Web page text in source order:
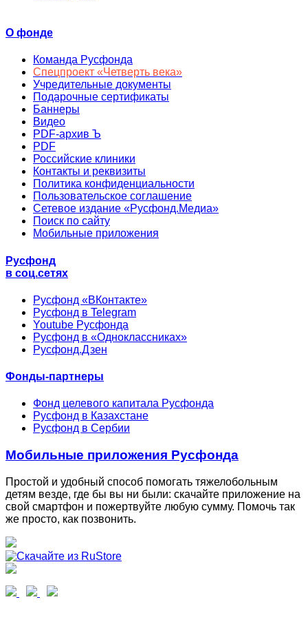
О фонде
Команда Русфонда
Спецпроект «Четверть века»
Учредительные документы
Подарочные сертификаты
Баннеры
Видео
PDF-архив Ъ
PDF
Российские клиники
Контакты и реквизиты
Политика конфиденциальности
Пользовательское соглашение
Сетевое издание «Русфонд.Медиа»
Поиск по сайту
Мобильные приложения
Русфонд
в соц.сетях
Русфонд «ВКонтакте»
Русфонд в Telegram
Youtube Русфонда
Русфонд в «Одноклассниках»
Русфонд.Дзен
Фонды-партнеры
Фонд целевого капитала Русфонда
Русфонд в Казахстане
Русфонд в Сербии
Мобильные приложения Русфонда
Простой и удобный способ помогать тяжелобольным
детям везде, где бы вы ни были: скачайте приложение на
свой смартфон и пожертвуйте любую сумму. Помочь так
же просто, как позвонить.